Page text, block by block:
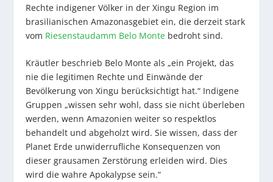
Rechte indigener Völker in der Xingu Region im
brasilianischen Amazonasgebiet ein, die derzeit stark
vom Riesenstaudamm Belo Monte bedroht sind.
Kräutler beschrieb Belo Monte als „ein Projekt, das
nie die legitimen Rechte und Einwände der
Bevölkerung von Xingu berücksichtigt hat.“ Indigene
Gruppen „wissen sehr wohl, dass sie nicht überleben
werden, wenn Amazonien weiter so respektlos
behandelt und abgeholzt wird. Sie wissen, dass der
Planet Erde unwiderrufliche Konsequenzen von
dieser grausamen Zerstörung erleiden wird. Dies
wird die wahre Apokalypse sein.“